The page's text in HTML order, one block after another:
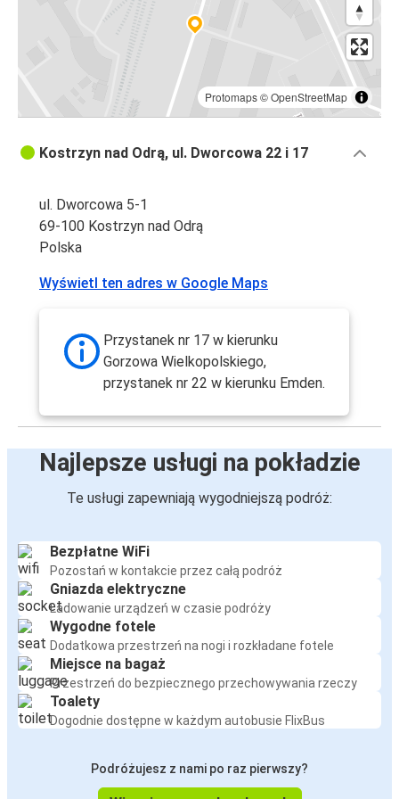
Protomaps©OpenStreetMap
Kostrzyn nad Odrą, ul. Dworcowa 22 i 17
ul. Dworcowa 5-1
69-100 Kostrzyn nad Odrą
Polska
Wyświetl ten adres w Google Maps
Przystanek nr 17 w kierunku
Gorzowa Wielkopolskiego,
przystanek nr 22 w kierunku Emden.
Najlepsze usługi na pokładzie
Te usługi zapewniają wygodniejszą podróż:
Bezpłatne WiFi
Pozostań w kontakcie przez całą podróż
Gniazda elektryczne
Ładowanie urządzeń w czasie podróży
Wygodne fotele
Dodatkowa przestrzeń na nogi i rozkładane fotele
Miejsce na bagaż
Przestrzeń do bezpiecznego przechowywania rzeczy
Toalety
Dogodnie dostępne w każdym autobusie FlixBus
Podróżujesz z nami po raz pierwszy?